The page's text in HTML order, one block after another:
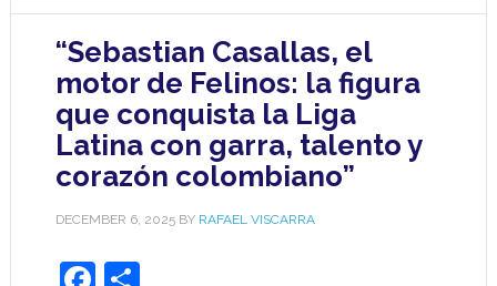
“Sebastian Casallas, el
motor de Felinos: la figura
que conquista la Liga
Latina con garra, talento y
corazón colombiano”
DECEMBER 6, 2025BY RAFAEL VISCARRA